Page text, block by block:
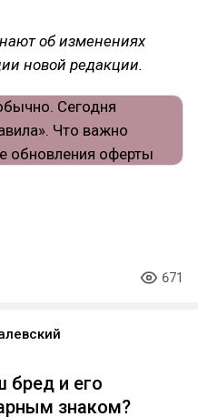
об изменениях
новой редакции.
671
бред и его
знаком?